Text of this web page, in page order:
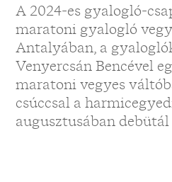
A 2024-es gyalogló-
maratoni gyalogló
Antalyában, a
Venyercsán Bencével
maratoni vegyes
csúccsal a
augusztusában